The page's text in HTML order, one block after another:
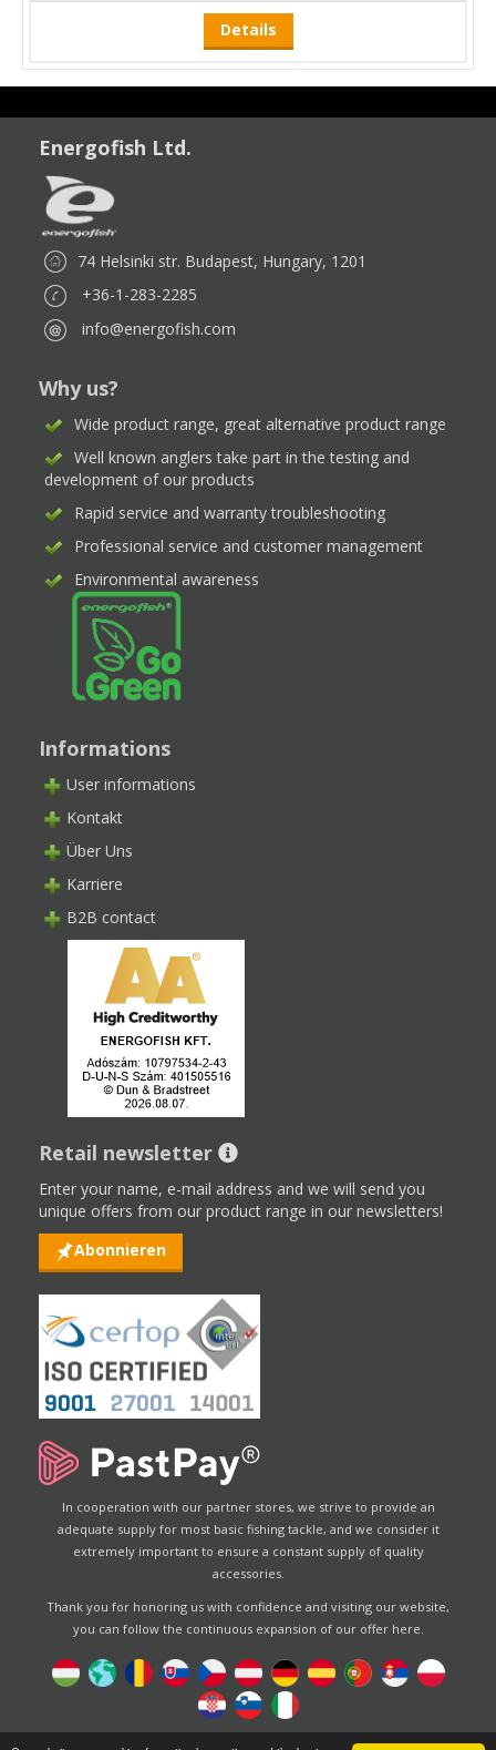
Details
Energofish Ltd.
74 Helsinki str. Budapest, Hungary, 1201
+36-1-283-2285
info@energofish.com
Why us?
Wide product range, great alternative product range
Well known anglers take part in the testing and
development of our products
Rapid service and warranty troubleshooting
Professional service and customer management
Environmental awareness
Informations
User informations
Kontakt
Über Uns
Karriere
B2B contact
Retail newsletter
Enter your name, e-mail address and we will send you
unique offers from our product range in our newsletters!
Abonnieren
In cooperation with our partner stores, we strive to provide an
adequate supply for most basic fishing tackle, and we consider it
extremely important to ensure a constant supply of quality
accessories.
Thank you for honoring us with confidence and visiting our website,
you can follow the continuous expansion of our offer here.